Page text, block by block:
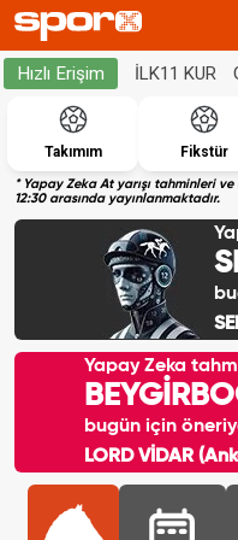
Hızlı Erişim İLK11 KUR
Takımım Fikstür
* Yapay Zeka At yarışı tahminleri
12:30 arasında yayınlanmaktadır.
Yapay Zeka
bugün için
LORD VİDAR